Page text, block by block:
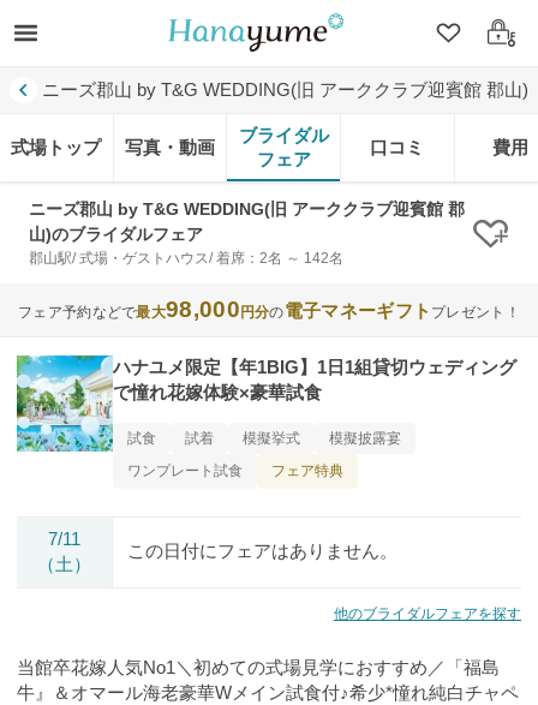
クリップ
ログ
ニーズ郡山 by T&G WEDDING(旧 アーククラブ迎賓館 郡山)
式場トップ 写真・動画
ブライダル
フェア
口コミ 費用
ニーズ郡山 by T&G WEDDING(旧 アーククラブ迎賓館 郡
山)のブライダルフェア
郡山駅/ 式場・ゲストハウス/ 着席：2名 ～ 142名 ク
フェア予約などで最大98,000 円分の電子マネーギフト プレゼント！
ハナユメ限定【年1BIG】1日1組貸切ウェディング
で憧れ花嫁体験×豪華試食
試食 試着 模擬挙式
模擬披露宴
ワンプレート試食
フェア特典
7/11
（土）
この日付にフェアはありません。
他のブライダルフェアを探す
当館卒花嫁人気No1＼初めての式場見学におすすめ／「福島
牛』＆オマール海老豪華Wメイン試食付♪希少*憧れ純白チャペ